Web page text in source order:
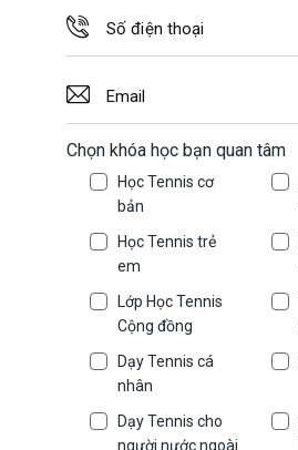
Chọn khóa học bạn quan tâm
Học Tennis cơ
bản
Học Tennis trẻ
em
Lớp Học Tennis
Cộng đồng
Dạy Tennis cá
nhân
Dạy Tennis cho
người nước ngoài